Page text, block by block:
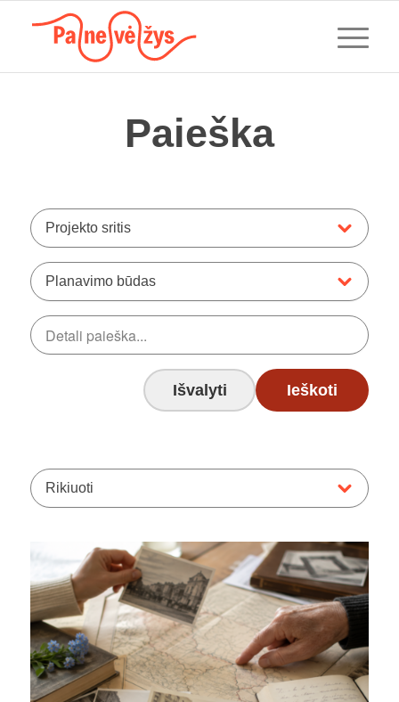
Paieška
Projekto sritis
Planavimo būdas
Išvalyti Ieškoti
Rikiuoti